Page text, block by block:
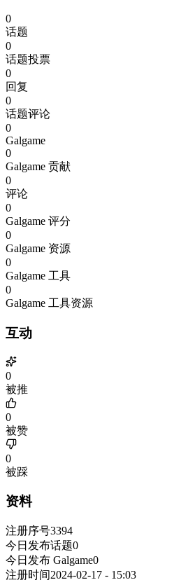
0
话题
0
话题投票
0
回复
0
话题评论
0
Galgame
0
Galgame 贡献
0
评论
0
Galgame 评分
0
Galgame 资源
0
Galgame 工具
0
Galgame 工具资源
互动
0
被推
0
被赞
0
被踩
资料
注册序号3394
今日发布话题0
今日发布 Galgame0
注册时间2024-02-17 - 15:03